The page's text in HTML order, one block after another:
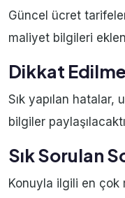
Güncel ücret
maliyet bilgileri
Dikkat
Sık yapılan
bilgiler
Sık Sorulan
Konuyla ilgili en çok